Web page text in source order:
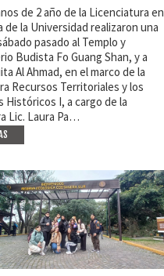
de 2 año de la Licenciatura en
de la Universidad realizaron una
pasado al Templo y
Budista Fo Guang Shan, y a
Al Ahmad, en el marco de la
Recursos Territoriales y los
Históricos I, a cargo de la
Lic. Laura Pa…